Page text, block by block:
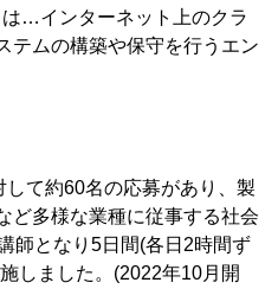
…インターネット上のクラ
テムの構築や保守を行うエン
て約60名の応募があり、製
ど多様な業種に従事する社会
師となり5日間(各日2時間ず
しました。(2022年10月開